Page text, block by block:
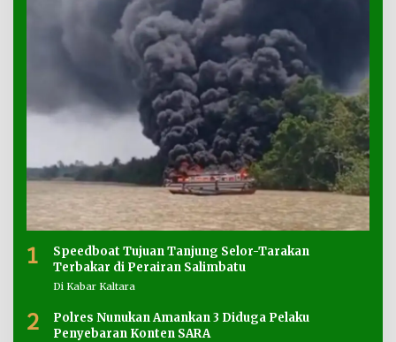
1
Speedboat Tujuan Tanjung Selor-Tarakan
Terbakar di Perairan Salimbatu
Di Kabar Kaltara
2
Polres Nunukan Amankan 3 Diduga Pelaku
Penyebaran Konten SARA